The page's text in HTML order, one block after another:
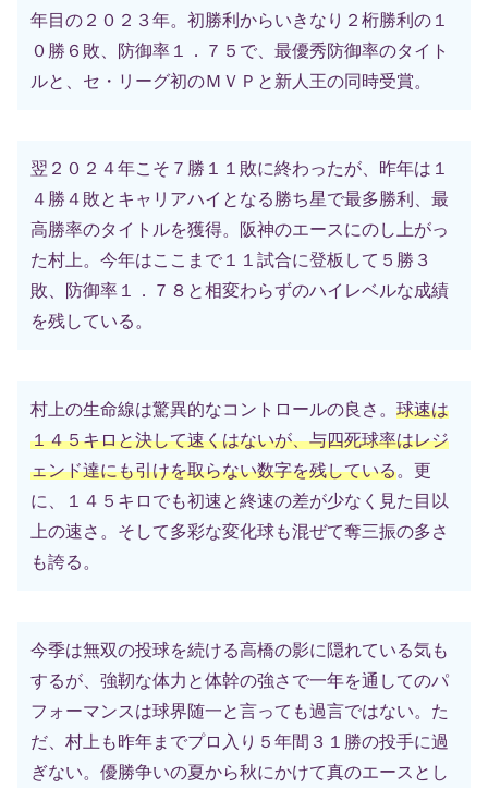
年目の２０２３年。初勝利からいきなり２桁勝利の１
０勝６敗、防御率１．７５で、最優秀防御率のタイト
ルと、セ・リーグ初のＭＶＰと新人王の同時受賞。
翌２０２４年こそ７勝１１敗に終わったが、昨年は１
４勝４敗とキャリアハイとなる勝ち星で最多勝利、最
高勝率のタイトルを獲得。阪神のエースにのし上がっ
た村上。今年はここまで１１試合に登板して５勝３
敗、防御率１．７８と相変わらずのハイレベルな成績
を残している。
村上の生命線は驚異的なコントロールの良さ。 球速は
１４５キロと決して速くはないが、与四死球率はレジ
ェンド達にも引けを取らない数字を残している。更
に、１４５キロでも初速と終速の差が少なく見た目以
上の速さ。そして多彩な変化球も混ぜて奪三振の多さ
も誇る。
今季は無双の投球を続ける高橋の影に隠れている気も
するが、強靭な体力と体幹の強さで一年を通してのパ
フォーマンスは球界随一と言っても過言ではない。た
だ、村上も昨年までプロ入り５年間３１勝の投手に過
ぎない。優勝争いの夏から秋にかけて真のエースとし